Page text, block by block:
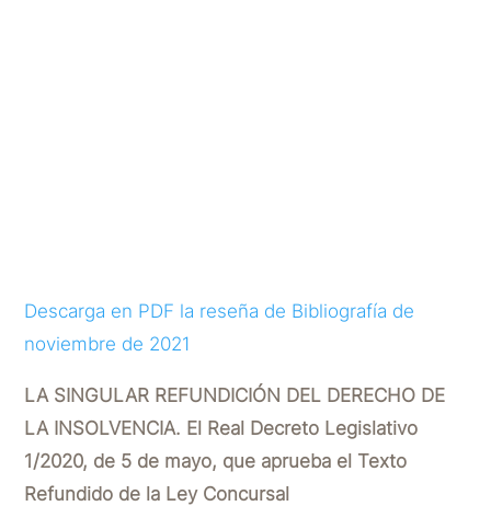
Descarga en PDF la reseña de Bibliografía de
noviembre de 2021
LA SINGULAR REFUNDICIÓN DEL DERECHO DE
LA INSOLVENCIA. El Real Decreto Legislativo
1/2020, de 5 de mayo, que aprueba el Texto
Refundido de la Ley Concursal